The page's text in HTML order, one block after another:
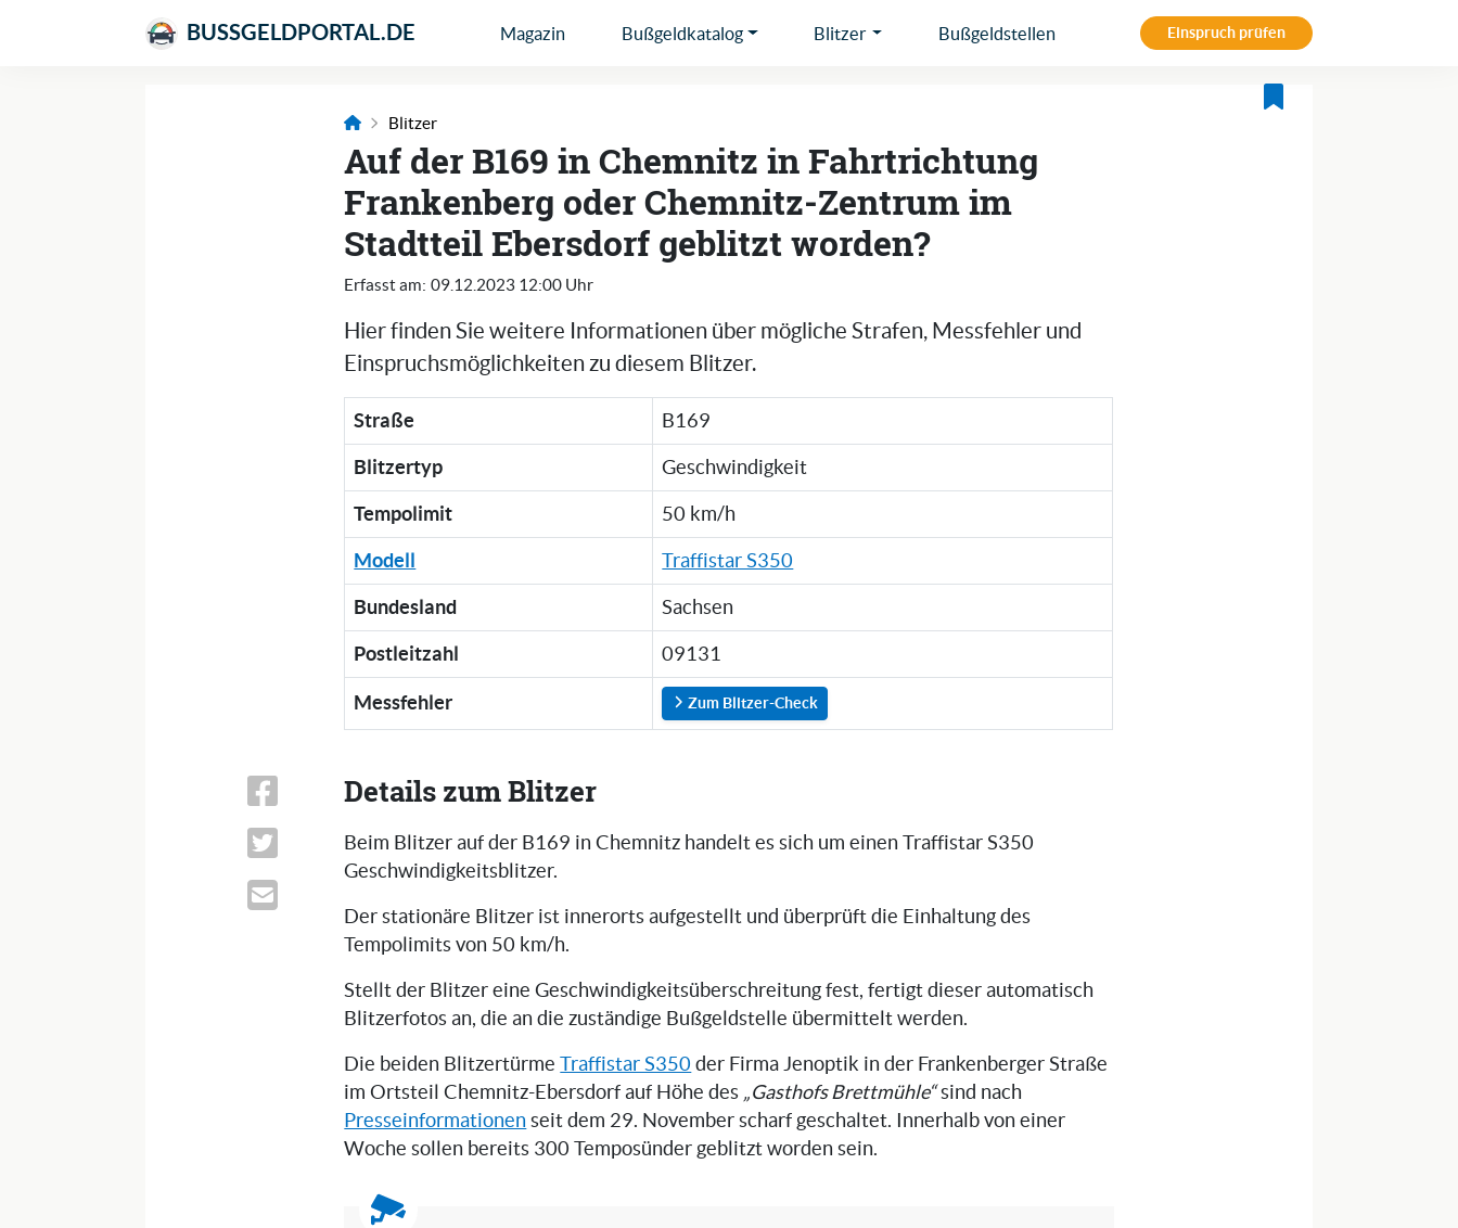
BUSSGELDPORTAL.DE Magazin Bußgeldkatalog Blitzer Bußgeldstellen Einspruch prüfen
Blitzer
Auf der B169 in Chemnitz in Fahrtrichtung
Frankenberg oder Chemnitz-Zentrum im
Stadtteil Ebersdorf geblitzt worden?
Erfasst am: 09.12.2023 12:00 Uhr
Hier finden Sie weitere Informationen über mögliche Strafen, Messfehler und
Einspruchsmöglichkeiten zu diesem Blitzer.
Straße B169
Blitzertyp Geschwindigkeit
Tempolimit 50 km/h
Modell Traffistar S350
Bundesland Sachsen
Postleitzahl 09131
Messfehler Zum Blitzer-Check
Details zum Blitzer
Beim Blitzer auf der B169 in Chemnitz handelt es sich um einen Traffistar S350
Geschwindigkeitsblitzer.
Der stationäre Blitzer ist innerorts aufgestellt und überprüft die Einhaltung des
Tempolimits von 50 km/h.
Stellt der Blitzer eine Geschwindigkeitsüberschreitung fest, fertigt dieser automatisch
Blitzerfotos an, die an die zuständige Bußgeldstelle übermittelt werden.
Die beiden BlitzertürmeTraffistar S350 der Firma Jenoptik in der Frankenberger Straße
im Ortsteil Chemnitz-Ebersdorf auf Höhe des „Gasthofs Brettmühle“sind nach
Presseinformationen seit dem 29. November scharf geschaltet. Innerhalb von einer
Woche sollen bereits 300 Temposünder geblitzt worden sein.